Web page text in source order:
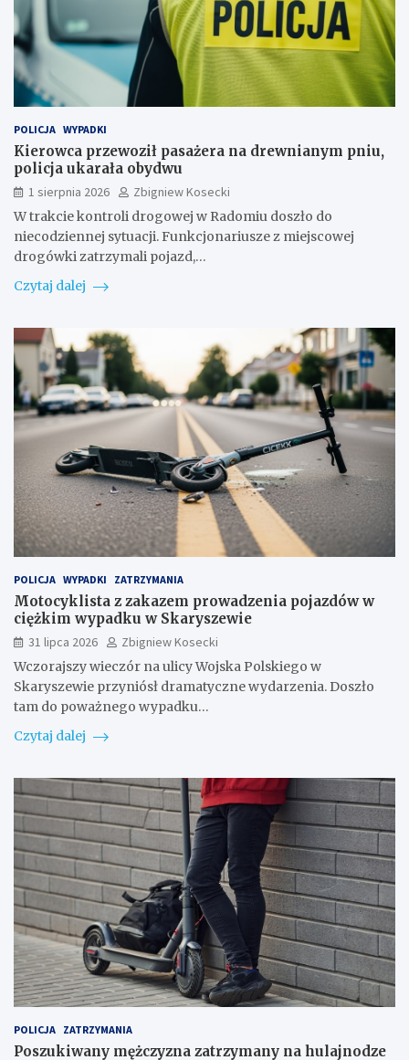
POLICJA WYPADKI
Kierowca przewoził pasażera na drewnianym pniu,
policja ukarała obydwu
1 sierpnia 2026
Zbigniew Kosecki
W trakcie kontroli drogowej w Radomiu doszło do
niecodziennej sytuacji. Funkcjonariusze z miejscowej
drogówki zatrzymali pojazd,…
Czytaj dalej
POLICJA WYPADKI ZATRZYMANIA
Motocyklista z zakazem prowadzenia pojazdów w
ciężkim wypadku w Skaryszewie
31 lipca 2026
Zbigniew Kosecki
Wczorajszy wieczór na ulicy Wojska Polskiego w
Skaryszewie przyniósł dramatyczne wydarzenia. Doszło
tam do poważnego wypadku…
Czytaj dalej
POLICJA ZATRZYMANIA
Poszukiwany mężczyzna zatrzymany na hulajnodze